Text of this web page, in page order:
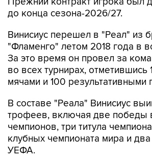
до конца сезона-2026/27.
Винисиус перешел в "Реал" из
"Фламенго" летом 2018 года в
За это время он провел за
во всех турнирах, отметившись
мячами и 100 результативными
В составе "Реала" Винисиус
трофеев, включая две победы
чемпионов, три титула
клубных чемпионата мира и
УЕФА.